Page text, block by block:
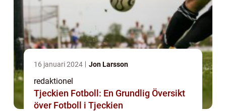
16 januari 2024 Jon Larsson
redaktionel
Tjeckien Fotboll: En Grundlig Översikt
över Fotboll i Tjeckien